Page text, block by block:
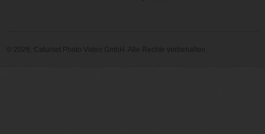
© 2026, Calumet Photo Video GmbH. Alle Rechte vorbehalten.